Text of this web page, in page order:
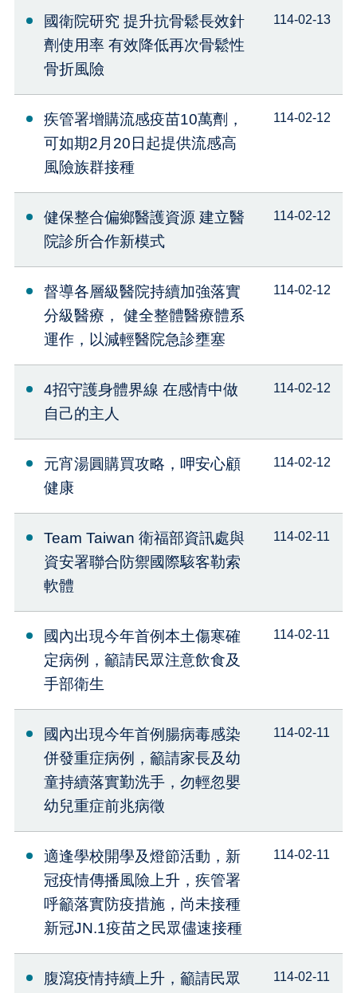
國衛院研究 提升抗骨鬆長效針
劑使用率 有效降低再次骨鬆性
骨折風險
114-02-13
疾管署增購流感疫苗10萬劑，
可如期2月20日起提供流感高
風險族群接種
114-02-12
健保整合偏鄉醫護資源 建立醫
院診所合作新模式
114-02-12
督導各層級醫院持續加強落實
分級醫療， 健全整體醫療體系
運作，以減輕醫院急診壅塞
114-02-12
4招守護身體界線 在感情中做
自己的主人
114-02-12
元宵湯圓購買攻略，呷安心顧
健康
114-02-12
Team Taiwan 衛福部資訊處與
資安署聯合防禦國際駭客勒索
軟體
114-02-11
國內出現今年首例本土傷寒確
定病例，籲請民眾注意飲食及
手部衛生
114-02-11
國內出現今年首例腸病毒感染
併發重症病例，籲請家長及幼
童持續落實勤洗手，勿輕忽嬰
幼兒重症前兆病徵
114-02-11
適逢學校開學及燈節活動，新
冠疫情傳播風險上升，疾管署
呼籲落實防疫措施，尚未接種
新冠JN.1疫苗之民眾儘速接種
114-02-11
腹瀉疫情持續上升，籲請民眾
114-02-11